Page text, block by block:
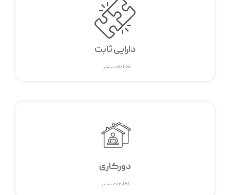
دارایی ثابت
اطلاعات بیشتر...
دورکاری
اطلاعات بیشتر